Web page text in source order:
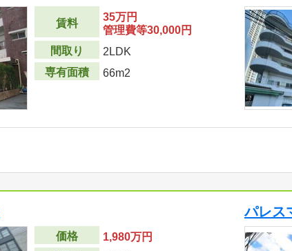
賃料
35万円
管理費等30,000円
間取り
2LDK
専有面積
66m2
価格
1,980万円
パレス